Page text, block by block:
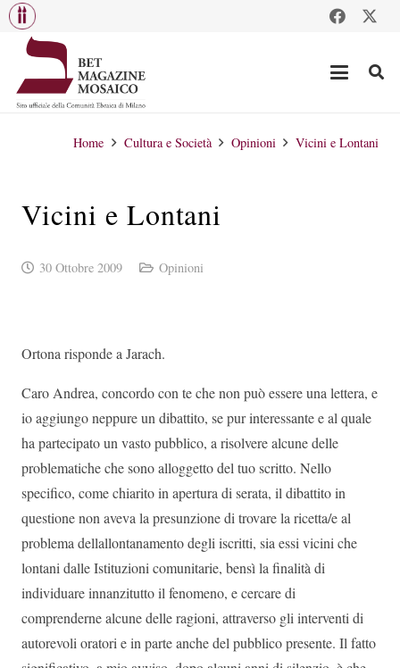
Home Cultura e Società Opinioni Vicini e Lontani
Vicini e Lontani
30 Ottobre 2009 Opinioni
Ortona risponde a Jarach.
Caro Andrea, concordo con te che non può essere una lettera, e
io aggiungo neppure un dibattito, se pur interessante e al quale
ha partecipato un vasto pubblico, a risolvere alcune delle
problematiche che sono alloggetto del tuo scritto. Nello
specifico, come chiarito in apertura di serata, il dibattito in
questione non aveva la presunzione di trovare la ricetta/e al
problema dellallontanamento degli iscritti, sia essi vicini che
lontani dalle Istituzioni comunitarie, bensì la finalità di
individuare innanzitutto il fenomeno, e cercare di
comprenderne alcune delle ragioni, attraverso gli interventi di
autorevoli oratori e in parte anche del pubblico presente. Il fatto